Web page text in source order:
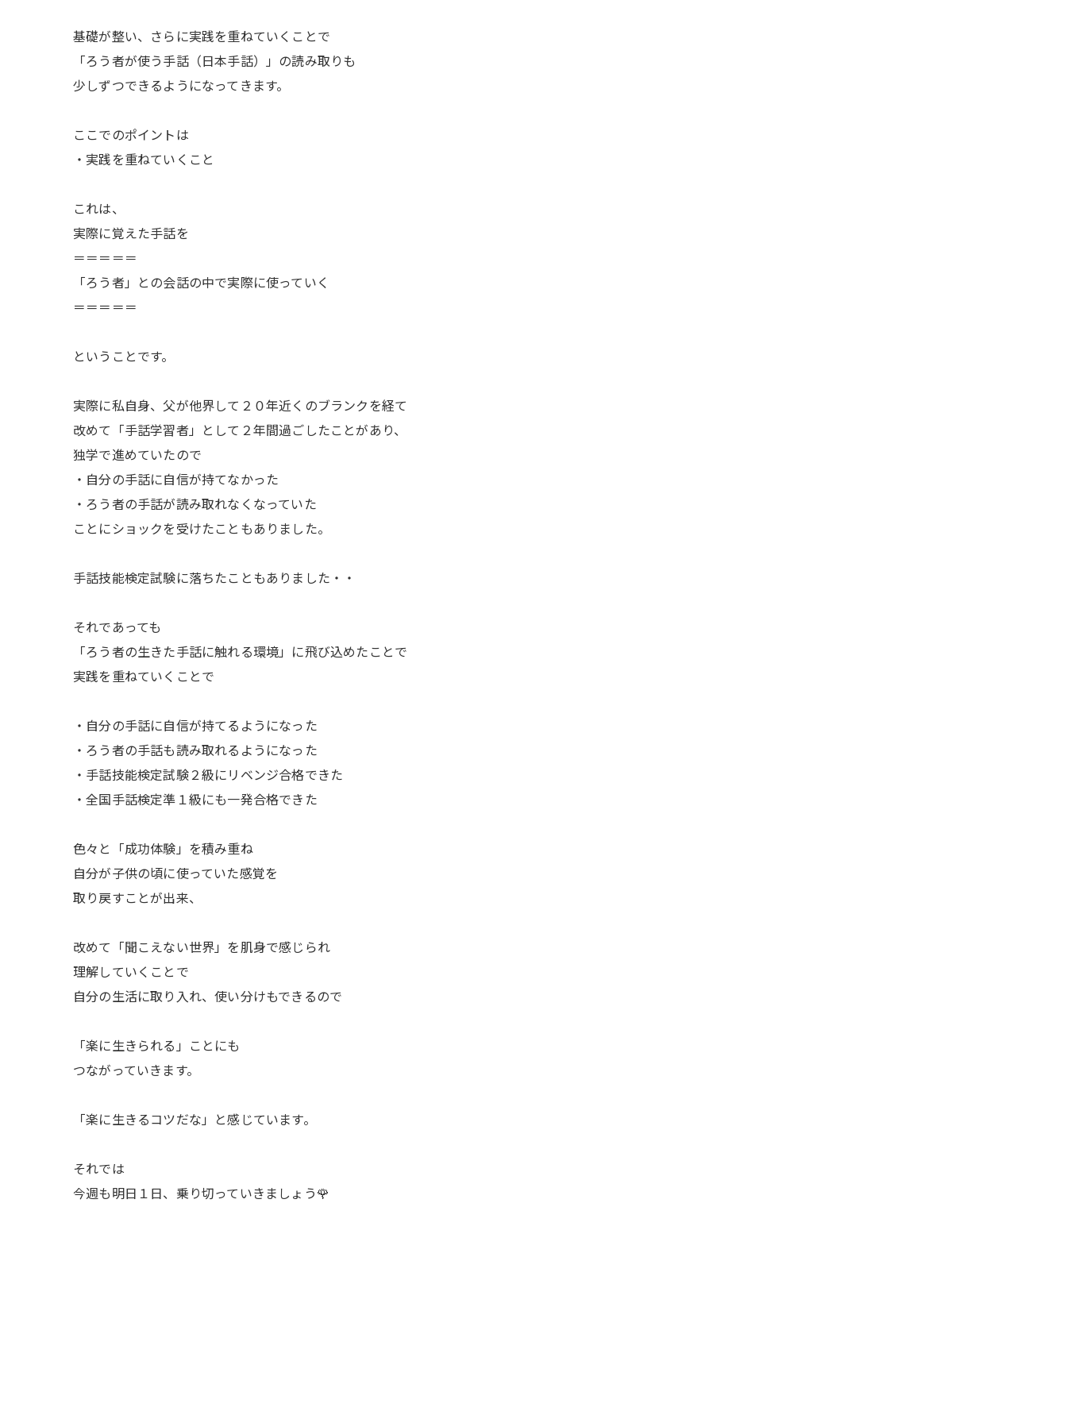
基礎が整い、さらに実践を重ねていくことで
「ろう者が使う手話（日本手話）」の読み取りも
少しずつできるようになってきます。
ここでのポイントは
・実践を重ねていくこと
これは、
実際に覚えた手話を
＝＝＝＝＝
「ろう者」との会話の中で実際に使っていく
＝＝＝＝＝
ということです。
実際に私自身、父が他界して２０年近くのブランクを経て
改めて「手話学習者」として２年間過ごしたことがあり、
独学で進めていたので
・自分の手話に自信が持てなかった
・ろう者の手話が読み取れなくなっていた
ことにショックを受けたこともありました。
手話技能検定試験に落ちたこともありました・・
それであっても
「ろう者の生きた手話に触れる環境」に飛び込めたことで
実践を重ねていくことで
・自分の手話に自信が持てるようになった
・ろう者の手話も読み取れるようになった
・手話技能検定試験２級にリベンジ合格できた
・全国手話検定準１級にも一発合格できた
色々と「成功体験」を積み重ね
自分が子供の頃に使っていた感覚を
取り戻すことが出来、
改めて「聞こえない世界」を肌身で感じられ
理解していくことで
自分の生活に取り入れ、使い分けもできるので
「楽に生きられる」ことにも
つながっていきます。
「楽に生きるコツだな」と感じています。
それでは
今週も明日１日、乗り切っていきましょう🌹